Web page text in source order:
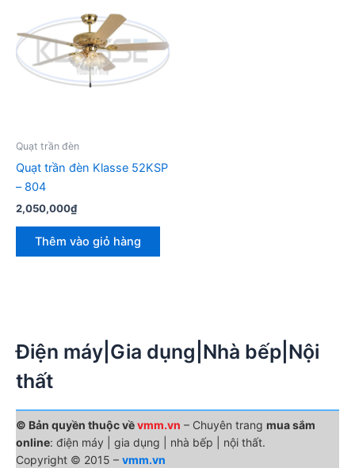
Quạt trần đèn
Quạt trần đèn Klasse 52KSP
– 804
2,050,000₫
Thêm vào giỏ hàng
Điện máy|Gia dụng|Nhà bếp|Nội
thất
© Bản quyền thuộc vềvmm.vn – Chuyên trang mua sắm
online: điện máy | gia dụng | nhà bếp | nội thất.
Copyright © 2015 – vmm.vn